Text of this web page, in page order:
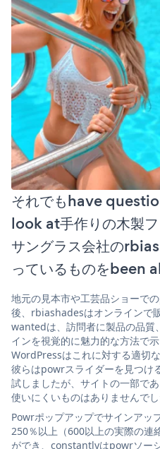
それでもhave
look at手作りの木製
サングラス会社の
っているものをbeen
地元の見本市や工芸品ショーで
後、rbiashadesはオンラインで
wantedは、訪問者に製品の品質
インを視覚的に魅力的な方法で
WordPressはこれに対する適切
彼らはpowrスライダーを見つ
試しましたが、サイトの一部で
使いにくいものはありませんでし
Powrポップアップでサインア
250％以上（600以上の実際の連
ができ、constantlyはpowrソー